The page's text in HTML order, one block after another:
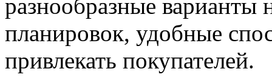
разнообразные
планировок, удобные
привлекать покупателей.